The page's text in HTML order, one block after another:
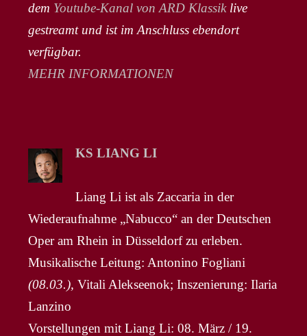
dem Youtube-Kanal von ARD Klassik live
gestreamt und ist im Anschluss ebendort
verfügbar.
MEHR INFORMATIONEN
KS LIANG LI
Liang Li ist als Zaccaria in der
Wiederaufnahme „Nabucco“ an der Deutschen
Oper am Rhein in Düsseldorf zu erleben.
Musikalische Leitung: Antonino Fogliani
(08.03.),Vitali Alekseenok; Inszenierung: Ilaria
Lanzino
Vorstellungen mit Liang Li: 08. März / 19.